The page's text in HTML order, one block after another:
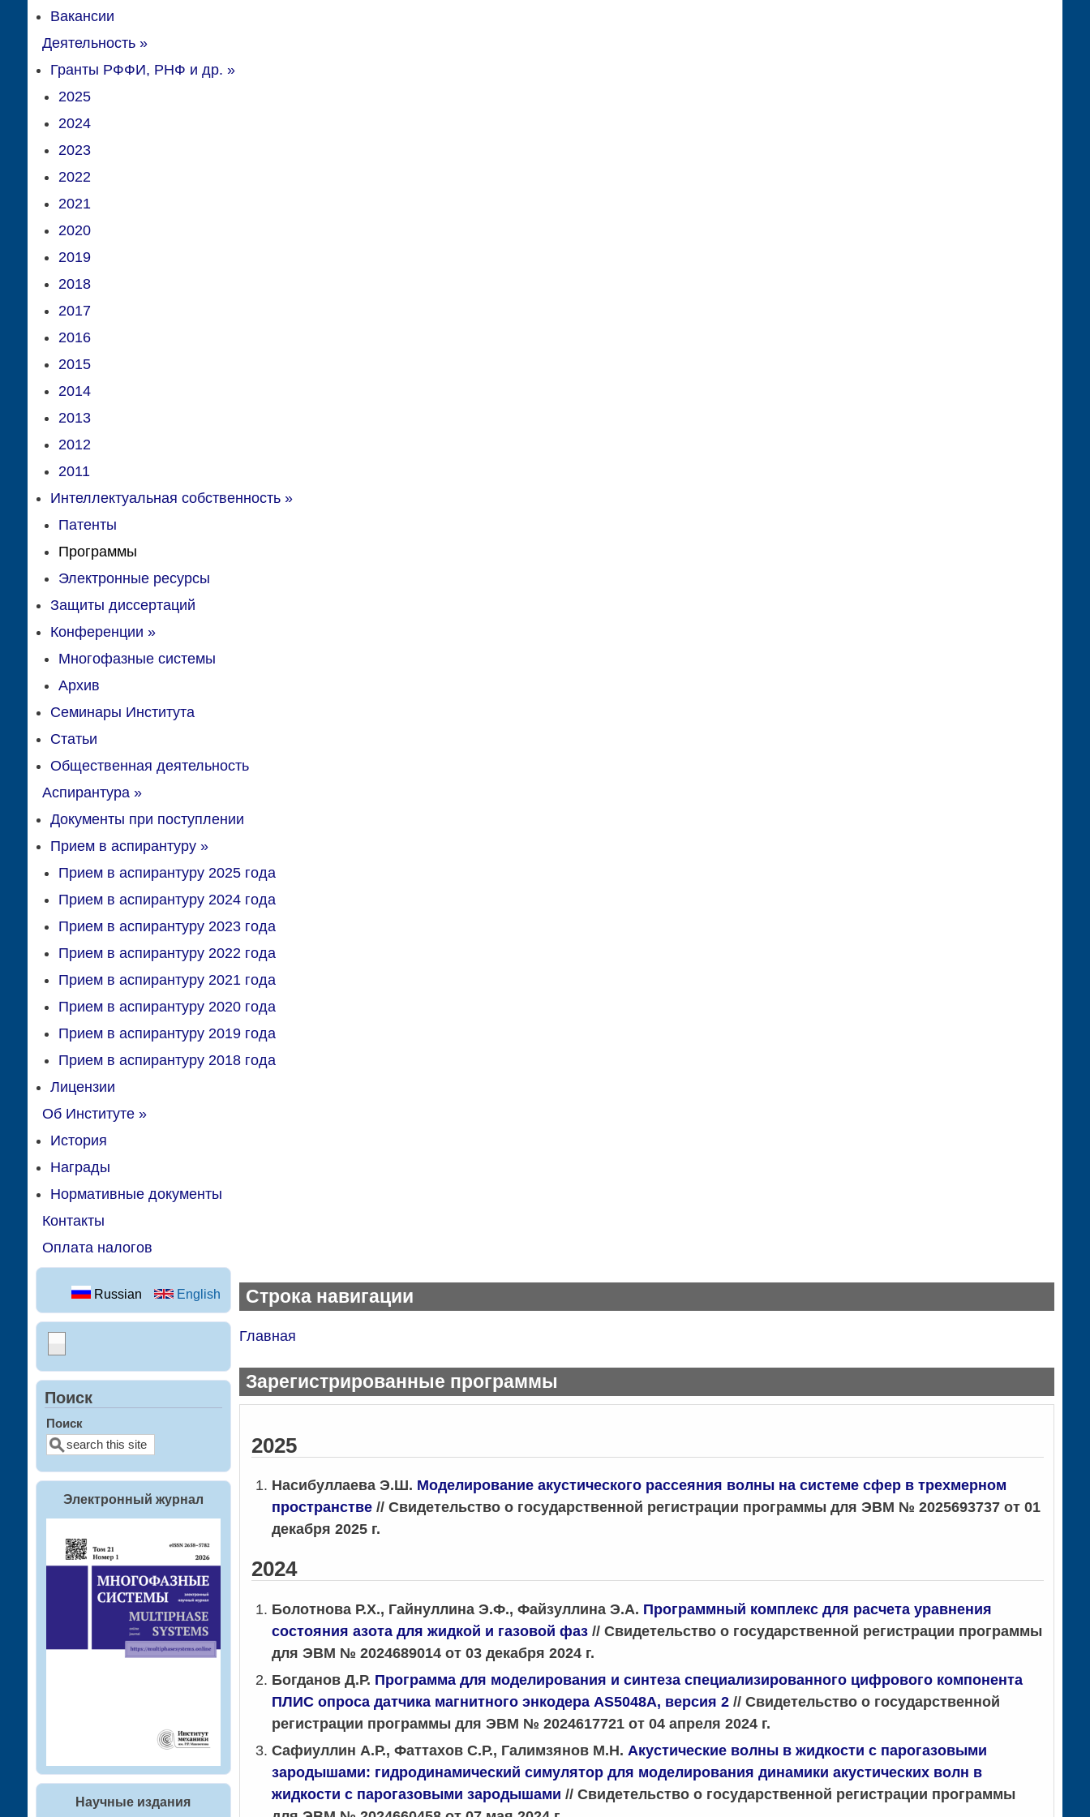
Вакансии
Деятельность»
Гранты РФФИ, РНФ и др. »
2025
2024
2023
2022
2021
2020
2019
2018
2017
2016
2015
2014
2013
2012
2011
Интеллектуальная собственность»
Патенты
Программы
Электронные ресурсы
Защиты диссертаций
Конференции »
Многофазные системы
Архив
Семинары Института
Статьи
Общественная деятельность
Аспирантура»
Документы при поступлении
Прием в аспирантуру»
Прием в аспирантуру 2025 года
Прием в аспирантуру 2024 года
Прием в аспирантуру 2023 года
Прием в аспирантуру 2022 года
Прием в аспирантуру 2021 года
Прием в аспирантуру 2020 года
Прием в аспирантуру 2019 года
Прием в аспирантуру 2018 года
Лицензии
Об Институте»
История
Награды
Нормативные документы
Контакты
Оплата налогов
Строка навигации
Главная
Зарегистрированные программы
2025
Насибуллаева Э.Ш. Моделирование акустического рассеяния волны на системе сфер в трехмерном
пространстве // Свидетельство о государственной регистрации программы для ЭВМ № 2025693737 от 01
декабря 2025 г.
2024
Болотнова Р.Х., Гайнуллина Э.Ф., Файзуллина Э.А. Программный комплекс для расчета уравнения
состояния азота для жидкой и газовой фаз // Свидетельство о государственной регистрации программы
для ЭВМ № 2024689014 от 03 декабря 2024 г.
Богданов Д.Р. Программа для моделирования и синтеза специализированного цифрового компонента
ПЛИС опроса датчика магнитного энкодера AS5048A, версия 2 // Свидетельство о государственной
регистрации программы для ЭВМ № 2024617721 от 04 апреля 2024 г.
Сафиуллин А.Р., Фаттахов С.Р., Галимзянов М.Н. Акустические волны в жидкости с парогазовыми
зародышами: гидродинамический симулятор для моделирования динамики акустических волн в
жидкости с парогазовыми зародышами // Свидетельство о государственной регистрации программы
Russian English
Поиск
Поиск
Электронный журнал
Научные издания